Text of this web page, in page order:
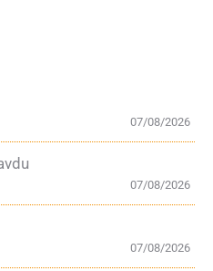
07/08/2026
07/08/2026
07/08/2026